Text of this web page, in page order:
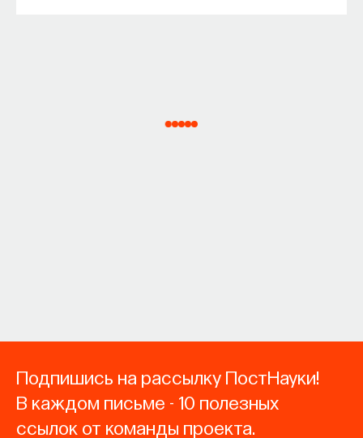
Подпишись на рассылку ПостНауки!
В каждом письме - 10 полезных
ссылок от команды проекта.